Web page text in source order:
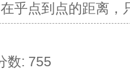
乎点到点的距离，
数: 755